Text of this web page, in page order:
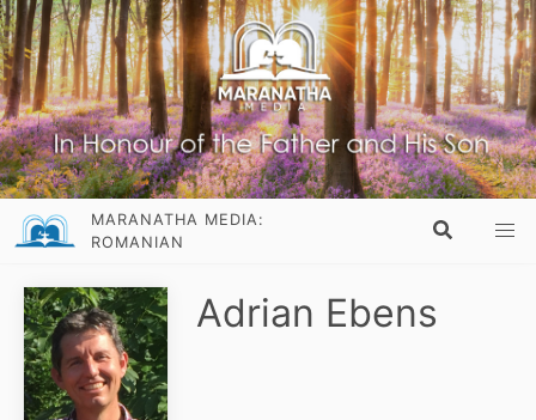
MARANATHA MEDIA:
ROMANIAN
Adrian Ebens